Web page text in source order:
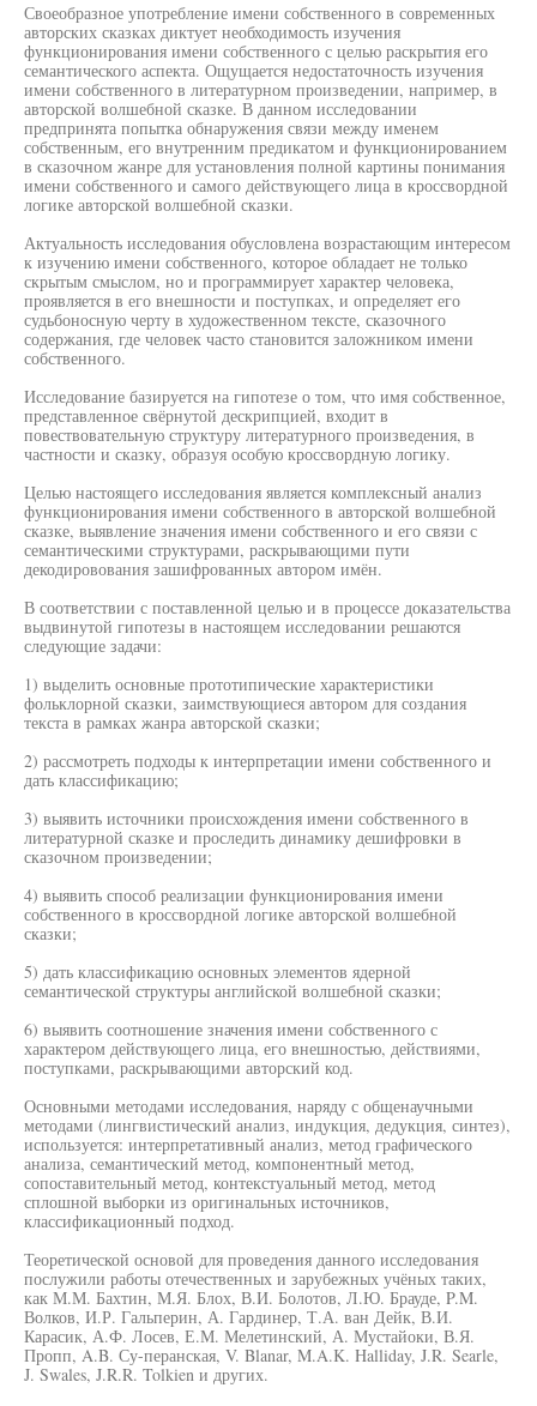
Своеобразное употребление имени собственного в современных
авторских сказках диктует необходимость изучения
функционирования имени собственного с целью раскрытия его
семантического аспекта. Ощущается недостаточность изучения
имени собственного в литературном произведении, например, в
авторской волшебной сказке. В данном исследовании
предпринята попытка обнаружения связи между именем
собственным, его внутренним предикатом и функционированием
в сказочном жанре для установления полной картины понимания
имени собственного и самого действующего лица в кроссвордной
логике авторской волшебной сказки.
Актуальность исследования обусловлена возрастающим интересом
к изучению имени собственного, которое обладает не только
скрытым смыслом, но и программирует характер человека,
проявляется в его внешности и поступках, и определяет его
судьбоносную черту в художественном тексте, сказочного
содержания, где человек часто становится заложником имени
собственного.
Исследование базируется на гипотезе о том, что имя собственное,
представленное свёрнутой дескрипцией, входит в
повествовательную структуру литературного произведения, в
частности и сказку, образуя особую кроссвордную логику.
Целью настоящего исследования является комплексный анализ
функционирования имени собственного в авторской волшебной
сказке, выявление значения имени собственного и его связи с
семантическими структурами, раскрывающими пути
декодировования зашифрованных автором имён.
В соответствии с поставленной целью и в процессе доказательства
выдвинутой гипотезы в настоящем исследовании решаются
следующие задачи:
1) выделить основные прототипические характеристики
фольклорной сказки, заимствующиеся автором для создания
текста в рамках жанра авторской сказки;
2) рассмотреть подходы к интерпретации имени собственного и
дать классификацию;
3) выявить источники происхождения имени собственного в
литературной сказке и проследить динамику дешифровки в
сказочном произведении;
4) выявить способ реализации функционирования имени
собственного в кроссвордной логике авторской волшебной
сказки;
5) дать классификацию основных элементов ядерной
семантической структуры английской волшебной сказки;
6) выявить соотношение значения имени собственного с
характером действующего лица, его внешностью, действиями,
поступками, раскрывающими авторский код.
Основными методами исследования, наряду с общенаучными
методами (лингвистический анализ, индукция, дедукция, синтез),
используется: интерпретативный анализ, метод графического
анализа, семантический метод, компонентный метод,
сопоставительный метод, контекстуальный метод, метод
сплошной выборки из оригинальных источников,
классификационный подход.
Теоретической основой для проведения данного исследования
послужили работы отечественных и зарубежных учёных таких,
как М.М. Бахтин, М.Я. Блох, В.И. Болотов, Л.Ю. Брауде, P.M.
Волков, И.Р. Гальперин, А. Гардинер, Т.А. ван Дейк, В.И.
Карасик, А.Ф. Лосев, Е.М. Мелетинский, А. Мустайоки, В.Я.
Пропп, A.B. Су-перанская, V. Blanar, M.A.K. Halliday, J.R. Searle,
J. Swales, J.R.R. Tolkien и других.